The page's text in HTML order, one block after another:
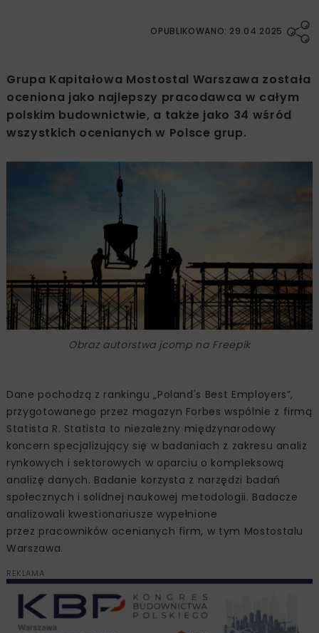
OPUBLIKOWANO: 29.04.2025
Grupa Kapitałowa Mostostal Warszawa została
oceniona jako najlepszy pracodawca w całym
polskim budownictwie, a także jako 34 wśród
wszystkich ocenianych w Polsce grup.
Obraz autorstwa jcomp na Freepik
Dane pochodzą z rankingu „Poland's Best Employers”,
przygotowanego przez magazyn Forbes wspólnie z firmą
Statista R. Statista to niezależny międzynarodowy
koncern specjalizujący się w badaniach z zakresu analiz
rynkowych i sektorowych w oparciu o kompleksową
analizę danych. Badanie korzysta z narzędzi badań
społecznych i solidnej naukowej metodologii. Badacze
analizowali kwestionariusze wypełnione
przez pracowników ocenianych firm, w tym Mostostalu
Warszawa.
REKLAMA